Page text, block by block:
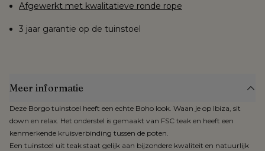
Afgewerkt met kwalitatieve ronde rope
3 jaar garantie op de tuinstoel
Meer informatie
Deze Borgo tuinstoel heeft een echte Boho look. Waan je op Ibiza, sit
down en relax. Het onderstel is gemaakt van FSC teak en heeft een
kenmerkende kruisverbinding tussen de poten.
Een tuinstoel uit teak staat gelijk aan bijzondere kwaliteit en natuurlijk